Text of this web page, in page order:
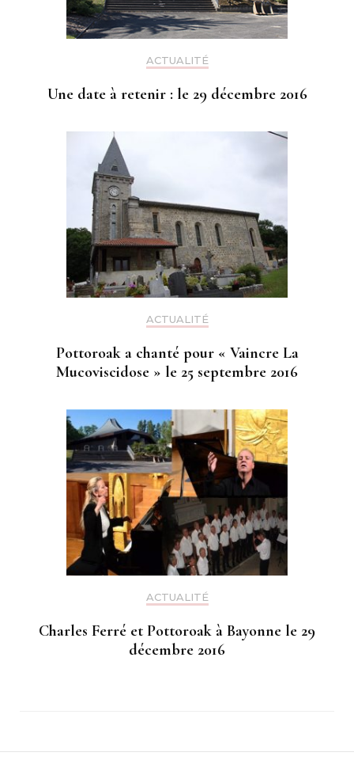
ACTUALITÉ
Une date à retenir : le 29 décembre 2016
ACTUALITÉ
Pottoroak a chanté pour « Vaincre La
Mucoviscidose » le 25 septembre 2016
ACTUALITÉ
Charles Ferré et Pottoroak à Bayonne le 29
décembre 2016